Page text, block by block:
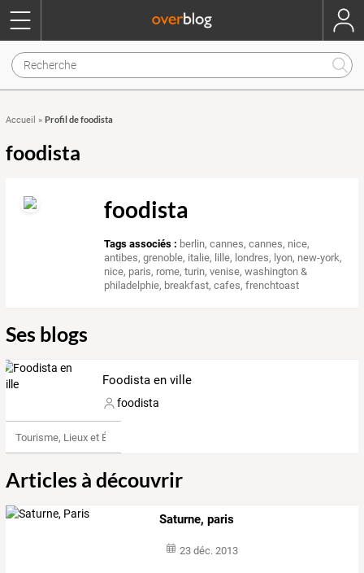
Accueil » Profil de foodista
foodista
foodista
Tags associés : berlin,cannes,cannes, nice,
antibes,grenoble, italie, lille, londres, lyon, new-york,
nice, paris, rome,turin,venise,washington &
philadelphie, breakfast,cafes,frenchtoast
Ses blogs
Foodista en ville
foodista
Tourisme, Lieux et Événements
Articles à découvrir
Saturne, paris
23 déc. 2013